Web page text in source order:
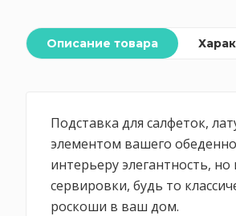
Описание товара
Подставка для салфеток,
элементом вашего
интерьеру элегантность,
сервировки, будь то
роскоши в ваш дом.